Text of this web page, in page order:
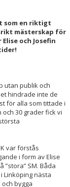
som en riktigt
mästerskap för
och Josefin
utan publik och
hindrade inte de
för alla som tittade i
30 grader fick vi
var förstås
i form av Elise
”stora” SM. Båda
Linköping nästa
bygga